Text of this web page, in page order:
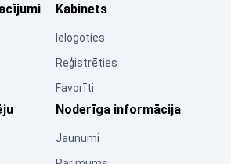
Kabinets
Ielogoties
Reģistrēties
Favorīti
Noderīga informācija
Jaunumi